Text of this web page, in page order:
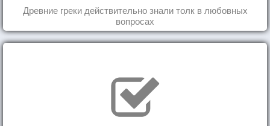
Древние греки действительно знали толк в любовных
вопросах